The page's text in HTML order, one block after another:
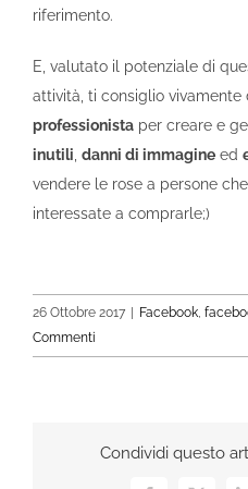
riferimento.
E, valutato il potenziale di
attività, ti consiglio vivamente
professionista per creare e
inutili, danni di immagine ed
vendere le rose a persone
interessate a comprarle;)
26 Ottobre 2017 Facebook,
Commenti
Condividi questo